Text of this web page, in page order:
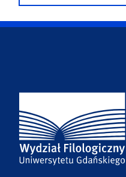
Adres Wydziału